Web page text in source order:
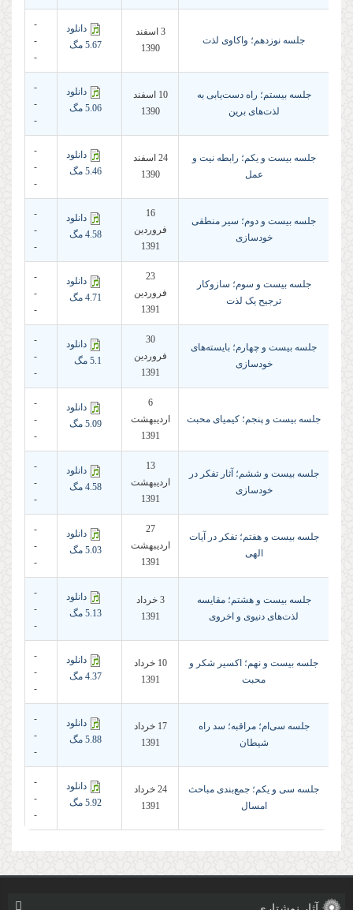
جلسه نوزدهم؛ واکاوی لذت
3 اسفند
1390
دانلود
5.67 مگ
-
-
-
جلسه بیستم؛ راه دست‌یابی به
لذت‌های برین
10 اسفند
1390
دانلود
5.06 مگ
-
-
-
جلسه بیست و یکم؛ رابطه نیت و
عمل
24 اسفند
1390
دانلود
5.46 مگ
-
-
-
جلسه بیست و دوم؛ سیر منطقی
خودسازی
16
فروردين
1391
دانلود
4.58 مگ
-
-
-
جلسه بیست و سوم؛ سازوکار
ترجیح یک لذت
23
فروردين
1391
دانلود
4.71 مگ
-
-
-
جلسه بیست و چهارم؛ بایسته‌های
خودسازی
30
فروردين
1391
دانلود
5.1 مگ
-
-
-
جلسه بیست و پنجم؛ کیمیای محبت
6
ارديبهشت
1391
دانلود
5.09 مگ
-
-
-
جلسه بیست و ششم؛ آثار تفکر در
خودسازی
13
ارديبهشت
1391
دانلود
4.58 مگ
-
-
-
جلسه بیست و هفتم؛ تفکر در آیات
الهی
27
ارديبهشت
1391
دانلود
5.03 مگ
-
-
-
جلسه بیست و هشتم؛ مقایسه
لذت‌های دنیوی و اخروی
3 خرداد
1391
دانلود
5.13 مگ
-
-
-
جلسه بیست و نهم؛ اکسیر شکر و
محبت
10 خرداد
1391
دانلود
4.37 مگ
-
-
-
جلسه سی‌ام؛ مراقبه؛ سد راه
شیطان
17 خرداد
1391
دانلود
5.88 مگ
-
-
-
جلسه سی و یکم؛ جمع‌بندی مباحث
امسال
24 خرداد
1391
دانلود
5.92 مگ
-
-
-